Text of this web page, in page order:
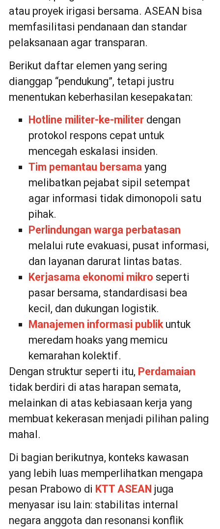
atau proyek irigasi bersama. ASEAN bisa
memfasilitasi pendanaan dan standar
pelaksanaan agar transparan.
Berikut daftar elemen yang sering
dianggap “pendukung”, tetapi justru
menentukan keberhasilan kesepakatan:
Hotline militer-ke-militer dengan
protokol respons cepat untuk
mencegah eskalasi insiden.
Tim pemantau bersama yang
melibatkan pejabat sipil setempat
agar informasi tidak dimonopoli satu
pihak.
Perlindungan warga perbatasan
melalui rute evakuasi, pusat informasi,
dan layanan darurat lintas batas.
Kerjasama ekonomi mikro seperti
pasar bersama, standardisasi bea
kecil, dan dukungan logistik.
Manajemen informasi publikuntuk
meredam hoaks yang memicu
kemarahan kolektif.
Dengan struktur seperti itu, Perdamaian
tidak berdiri di atas harapan semata,
melainkan di atas kebiasaan kerja yang
membuat kekerasan menjadi pilihan paling
mahal.
Di bagian berikutnya, konteks kawasan
yang lebih luas memperlihatkan mengapa
pesan Prabowo di KTT ASEAN juga
menyasar isu lain: stabilitas internal
negara anggota dan resonansi konflik